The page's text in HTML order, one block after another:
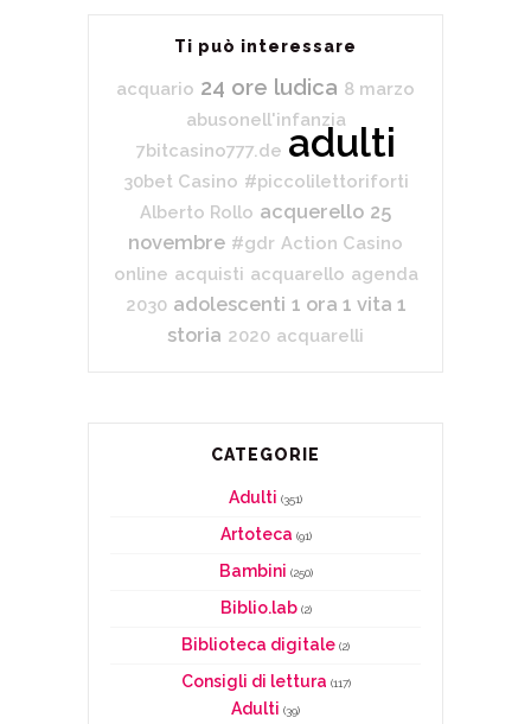
Ti può interessare
acquario 24 ore ludica 8 marzo
abusonell'infanzia
7bitcasino777.de adulti
30bet Casino #piccolilettoriforti
Alberto Rollo acquerello 25
novembre #gdr Action Casino
online acquisti acquarello agenda
2030 adolescenti 1 ora 1 vita 1
storia 2020 acquarelli
CATEGORIE
Adulti (351)
Artoteca (91)
Bambini (250)
Biblio.lab(2)
Biblioteca digitale (2)
Consigli di lettura (117)
Adulti (39)